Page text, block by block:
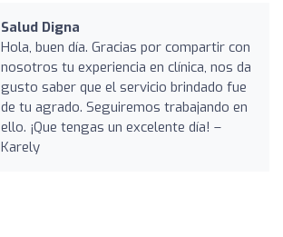
Salud Digna
Hola, buen día. Gracias por compartir con
nosotros tu experiencia en clínica, nos da
gusto saber que el servicio brindado fue
de tu agrado. Seguiremos trabajando en
ello. ¡Que tengas un excelente día! –
Karely